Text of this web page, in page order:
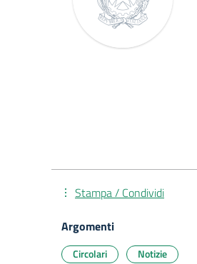
Stampa / Condividi
Argomenti
Circolari Notizie